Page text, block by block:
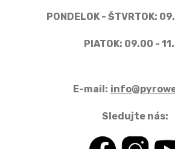
PONDELOK - ŠTVRTOK:
PIATOK: 09.00 -
E-mail:
Sledujte nás: